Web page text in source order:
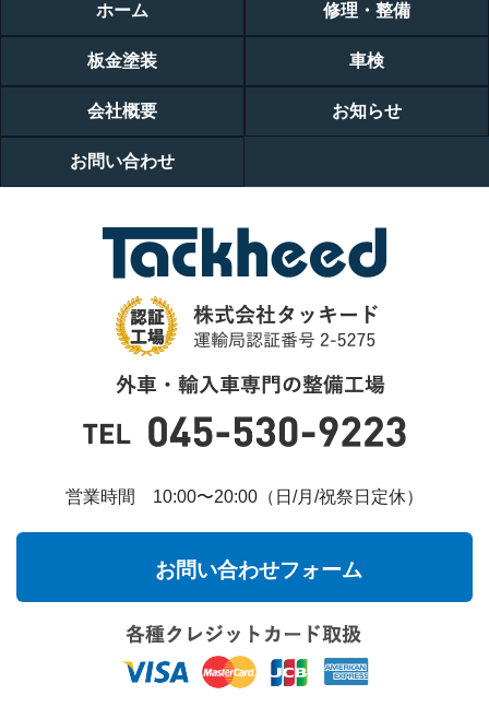
営業時間 10:00〜20:00（日/月/祝祭日定休）
お問い合わせフォーム
ホーム 修理・整備
板金塗装 車検
会社概要 お知らせ
お問い合わせ